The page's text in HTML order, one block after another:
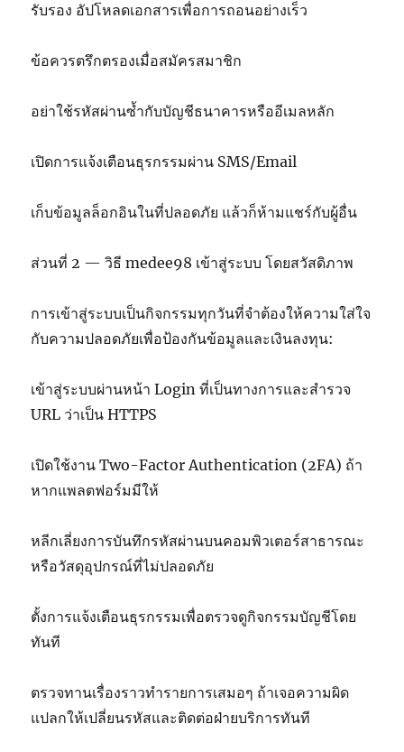
รับรอง อัปโหลดเอกสารเพื่อการถอนอย่างเร็ว
ข้อควรตรึกตรองเมื่อสมัครสมาชิก
อย่าใช้รหัสผ่านซ้ำกับบัญชีธนาคารหรืออีเมลหลัก
เปิดการแจ้งเตือนธุรกรรมผ่าน SMS/Email
เก็บข้อมูลล็อกอินในที่ปลอดภัย แล้วก็ห้ามแชร์กับผู้อื่น
ส่วนที่ 2 — วิธี medee98 เข้าสู่ระบบ โดยสวัสดิภาพ
การเข้าสู่ระบบเป็นกิจกรรมทุกวันที่จำต้องให้ความใส่ใจ
กับความปลอดภัยเพื่อป้องกันข้อมูลและเงินลงทุน:
เข้าสู่ระบบผ่านหน้า Login ที่เป็นทางการและสำรวจ
URL ว่าเป็น HTTPS
เปิดใช้งาน Two-Factor Authentication (2FA) ถ้า
หากแพลตฟอร์มมีให้
หลีกเลี่ยงการบันทึกรหัสผ่านบนคอมพิวเตอร์สาธารณะ
หรือวัสดุอุปกรณ์ที่ไม่ปลอดภัย
ตั้งการแจ้งเตือนธุรกรรมเพื่อตรวจดูกิจกรรมบัญชีโดย
ทันที
ตรวจทานเรื่องราวทำรายการเสมอๆ ถ้าเจอความผิด
แปลกให้เปลี่ยนรหัสและติดต่อฝ่ายบริการทันที